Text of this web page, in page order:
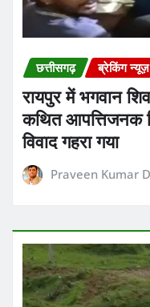
छत्तीसगढ़ ब्रेकिंग न्यूज़